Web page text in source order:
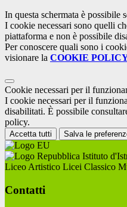
In questa schermata è possibile
I cookie necessari sono quelli
piattaforma e non è possibile
Per conoscere quali sono i
visionare la COOKIE
Cookie necessari per il
I cookie necessari per il
disabilitati. È possibile
policy.
Accetta tutti Salva le
Istituto
Liceo Artistico Licei Classico
Contatti